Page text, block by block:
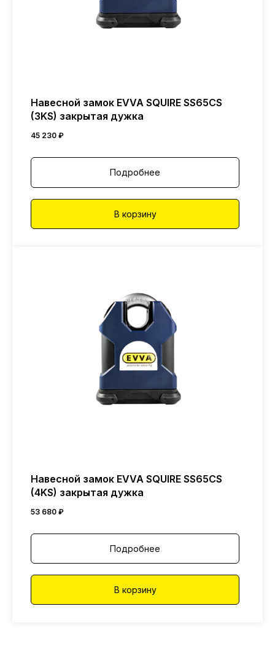
Навесной замок EVVA SQUIRE SS65CS
(3KS) закрытая дужка
45 230 ₽
Подробнее
В корзину
Навесной замок EVVA SQUIRE SS65CS
(4KS) закрытая дужка
53 680 ₽
Подробнее
В корзину